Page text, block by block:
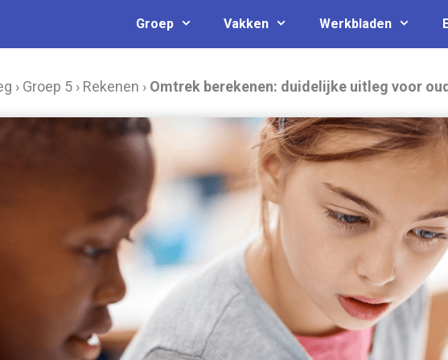
Groep Vakken Werkbladen
› Groep 5 › Rekenen › Omtrek berekenen: duidelijke uitleg voor